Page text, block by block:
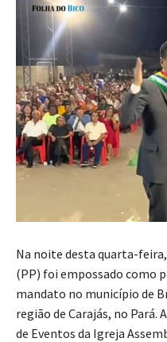
Na noite desta quarta-
(PP) foi empossado como
mandato no município de
região de Carajás, no
de Eventos da Igreja